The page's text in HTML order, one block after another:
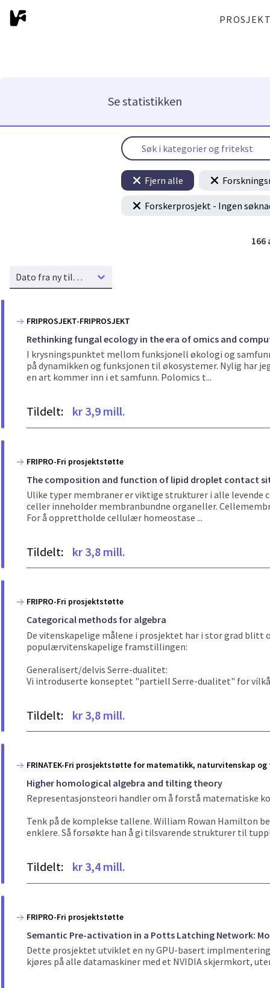
Se statistikken
Fjern alle
Forskerprosjekt - Ingen
166
Dato fra ny til gammel
FRIPROSJEKT-FRIPROSJEKT
Rethinking fungal ecology in the era of omics and
I krysningspunktet mellom funksjonell økologi og
på dynamikken og funksjonen til økosystemer. Nylig har
en art kommer inn i et samfunn. Polomics t...
Tildelt: kr 3,9 mill.
FRIPRO-Fri prosjektstøtte
The composition and function of lipid droplet contact
Ulike typer membraner er viktige strukturer i alle
celler inneholder membranbundne organeller.
For å opprettholde cellulær homeostase ...
Tildelt: kr 3,8 mill.
FRIPRO-Fri prosjektstøtte
Categorical methods for algebra
De vitenskapelige målene i prosjektet har i stor grad blitt
populærvitenskapelige framstillingen:
Generalisert/delvis Serre-dualitet:
Vi introduserte konseptet "partiell Serre-dualitet" for
Tildelt: kr 3,8 mill.
FRINATEK-Fri prosjektstøtte for matematikk, naturvitenskap
Higher homological algebra and tilting theory
Representasjonsteori handler om å forstå matematiske
Tenk på de komplekse tallene. William Rowan Hamilton
enklere. Så forsøkte han å gi tilsvarende strukturer til
Tildelt: kr 3,4 mill.
FRIPRO-Fri prosjektstøtte
Semantic Pre-activation in a Potts Latching Network:
Dette prosjektet utviklet en ny GPU-basert
kjøres på alle datamaskiner med et NVIDIA skjermkort,